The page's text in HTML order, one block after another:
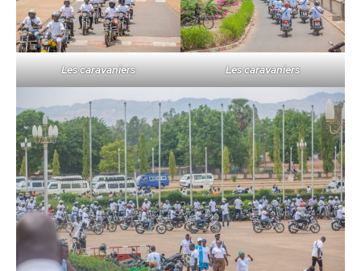
Les caravaniers Les caravaniers